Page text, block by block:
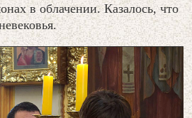
в облачении. Казалось, что